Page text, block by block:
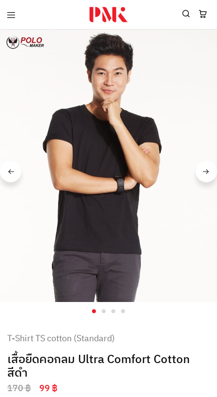
PMK
Polomaker
แบรนด์
ยูนิฟอร์ม
พร้อม
โลโก้
ผู้
ยูนิฟอร์ม
มาตรฐาน
ISO9001
อุตสาหกรรม
สี
เขียว
ที่2
T-Shirt TS cotton (Standard)
เสื้อยืดคอกลม Ultra Comfort Cotton
สีดำ
170฿ 99 ฿